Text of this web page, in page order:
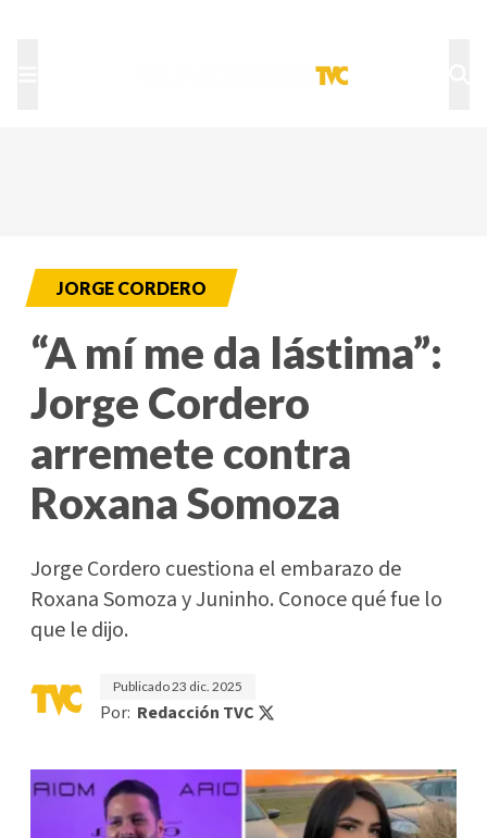
JORGE CORDERO
“A mí me da lástima”:
Jorge Cordero
arremete contra
Roxana Somoza
Jorge Cordero cuestiona el embarazo de
Roxana Somoza y Juninho. Conoce qué fue lo
que le dijo.
Publicado23 dic. 2025
Por: Redacción TVC